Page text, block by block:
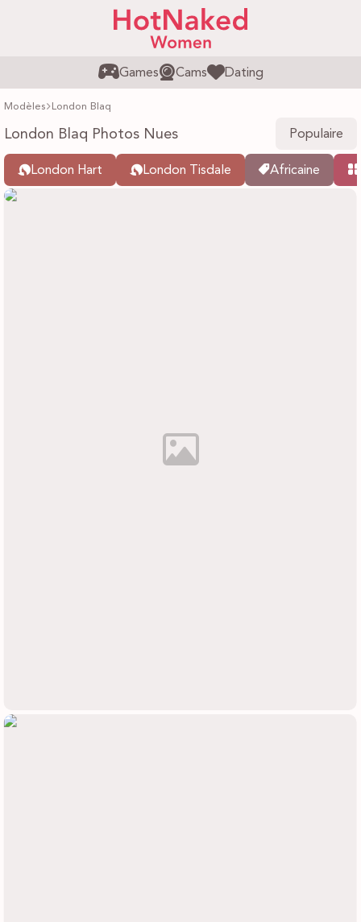
Games Cams Dating
Modèles London Blaq
London Blaq Photos Nues Populaire
London Hart London Tisdale Africaine